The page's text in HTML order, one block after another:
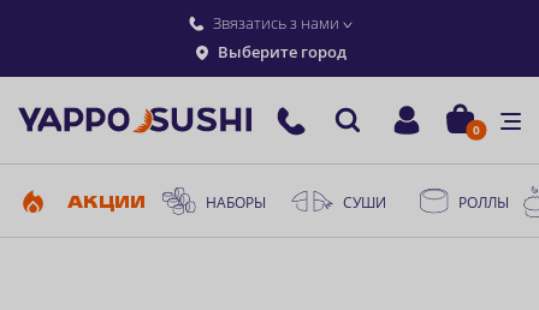
Звязатись з нами
Выберите город
0
АКЦИИ НАБОРЫ СУШИ РОЛЛЫ